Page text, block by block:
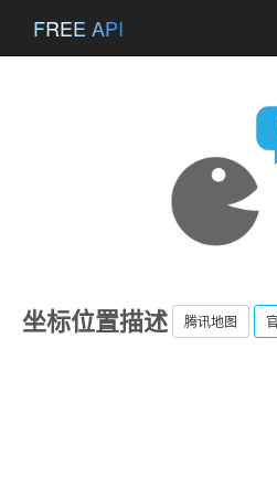
FREE API
坐标位置描述 腾讯地图